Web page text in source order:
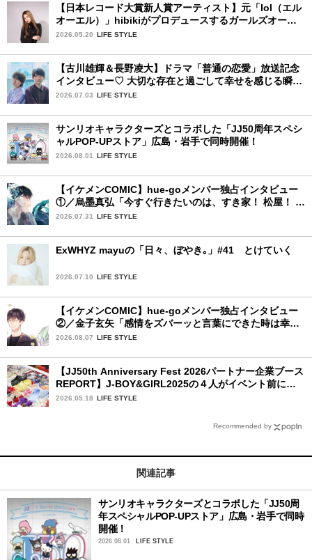
【日本レコード大賞新人賞アーティスト】元「lol（エル
オーエル）」hibikiがプロデュースするガールズオーデ
ィションが始動！ 応募は5月31日（日）まで
2026.05.20 LIFE STYLE
【古川雄輝＆長野凌大】ドラマ「普通の恋愛」放送記念
インタビュー♡ 大切な存在と過ごして幸せを感じる瞬間
は？
2026.07.03 LIFE STYLE
サンリオキャラクターズとコラボした「JJ50周年スペシ
ャルPOP-UPストア」広島・岩手で同時開催！
2026.08.01 LIFE STYLE
【イケメンCOMIC】hue-goメンバー独占インタビュー
①／烏墨真弘「今すぐ行きたいのは、すき家！ 松屋！ ミ
スド！」
2026.07.31 LIFE STYLE
ExWHYZ mayuの「日々、ぼやき｡」#41 とけていく
2026.07.10 LIFE STYLE
【イケメンCOMIC】hue-goメンバー独占インタビュー
②／金子玄矢「感情をズバーッと言葉にできた時は幸
せ〜」
2026.08.07 LIFE STYLE
【JJ50th Anniversary Fest 2026パートナー企業ブース
REPORT】J-BOY&GIRL2025の４人がイベント前にク
ロックスを訪問してジビッツ™体験！
2026.05.18 LIFE STYLE
Recommended by
関連記事
サンリオキャラクターズとコラボした「JJ50周
年スペシャルPOP-UPストア」広島・岩手で同時
開催！
2026.08.01 LIFE STYLE